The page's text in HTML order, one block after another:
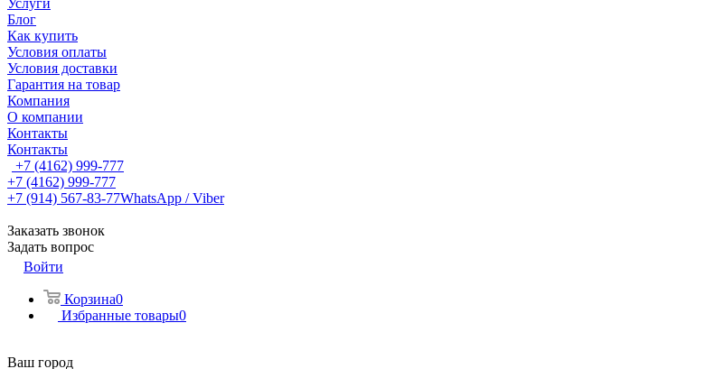
Услуги
Блог
Как купить
Условия оплаты
Условия доставки
Гарантия на товар
Компания
О компании
Контакты
Контакты
+7 (4162) 999-777
+7 (4162) 999-777
+7 (914) 567-83-77WhatsApp / Viber
Заказать звонок
Задать вопрос
Войти
Корзина0
Избранные товары0
Ваш город